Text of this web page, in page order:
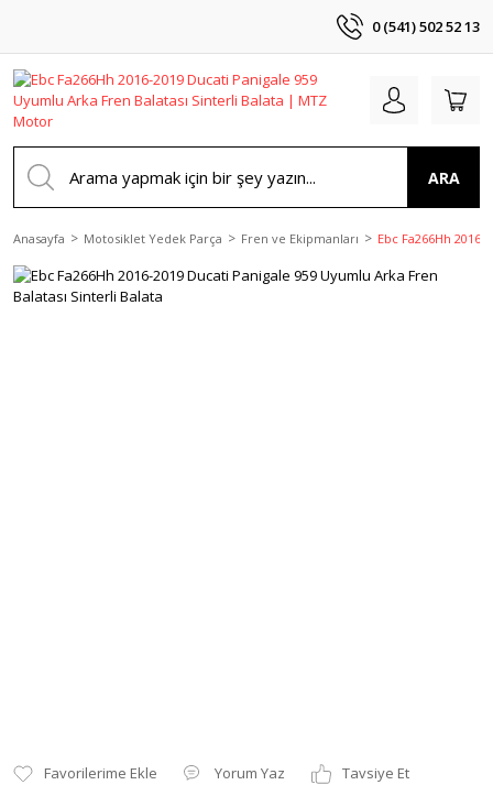
0 (541) 502 52 13
ARA
Anasayfa Motosiklet Yedek Parça Fren ve Ekipmanları Ebc Fa266Hh
Yorum Yaz
Tavsiye Et